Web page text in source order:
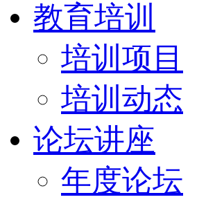
教育培训
培训项目
培训动态
论坛讲座
年度论坛